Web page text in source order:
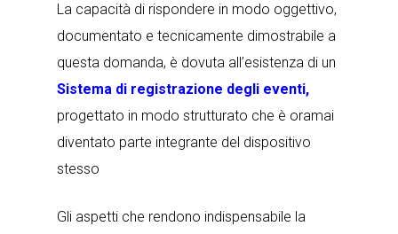
La capacità di rispondere in modo oggettivo,
documentato e tecnicamente dimostrabile a
questa domanda, è dovuta all’esistenza di un
Sistema di registrazione degli eventi,
progettato in modo strutturato che è oramai
diventato parte integrante del dispositivo
stesso
Gli aspetti che rendono indispensabile la